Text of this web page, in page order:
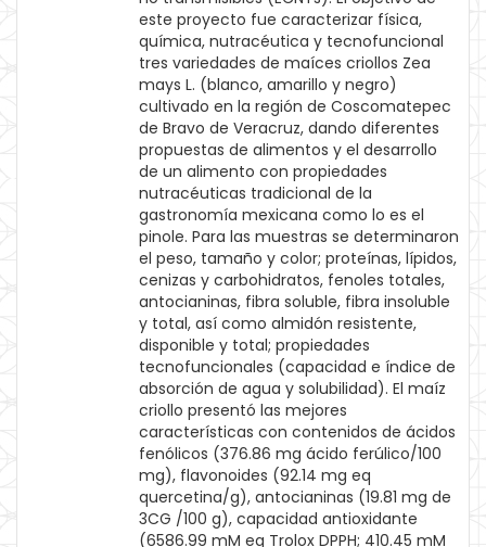
este proyecto fue caracterizar física,
química, nutracéutica y tecnofuncional
tres variedades de maíces criollos Zea
mays L. (blanco, amarillo y negro)
cultivado en la región de Coscomatepec
de Bravo de Veracruz, dando diferentes
propuestas de alimentos y el desarrollo
de un alimento con propiedades
nutracéuticas tradicional de la
gastronomía mexicana como lo es el
pinole. Para las muestras se determinaron
el peso, tamaño y color; proteínas, lípidos,
cenizas y carbohidratos, fenoles totales,
antocianinas, fibra soluble, fibra insoluble
y total, así como almidón resistente,
disponible y total; propiedades
tecnofuncionales (capacidad e índice de
absorción de agua y solubilidad). El maíz
criollo presentó las mejores
características con contenidos de ácidos
fenólicos (376.86 mg ácido ferúlico/100
mg), flavonoides (92.14 mg eq
quercetina/g), antocianinas (19.81 mg de
3CG /100 g), capacidad antioxidante
(6586.99 mM eq Trolox DPPH; 410.45 mM